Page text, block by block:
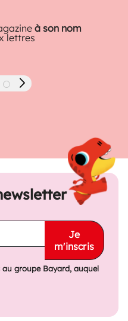
à son nom
lettres
Suivant
Je
m'inscris
au groupe Bayard, auquel